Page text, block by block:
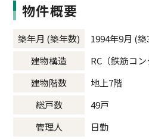
物件概要
築年月 (築年数)
1994年9月 (築
建物構造
RC（鉄筋コン
建物階数
地上7階
総戸数
49戸
管理人
日勤